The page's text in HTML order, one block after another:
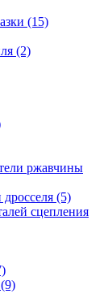
(15)
(2)
ржавчины
(5)
сцепления
(9)